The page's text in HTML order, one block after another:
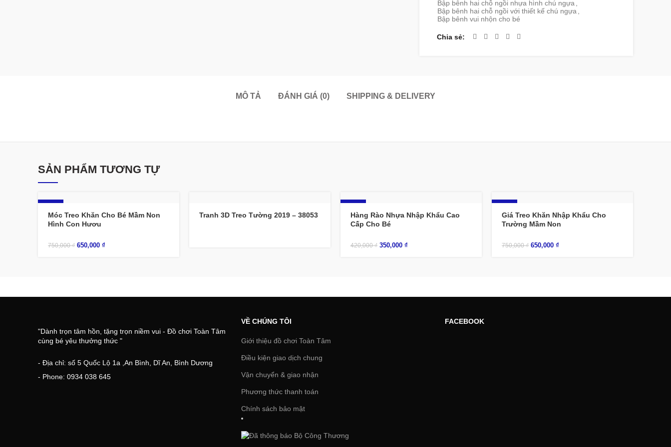
Bập bênh hai chỗ ngồi nhựa hình chú ngựa ,
Bập bênh hai chỗ ngồi với thiết kế chú ngựa ,
Bập bênh vui nhộn cho bé
Chia sẻ
MÔ TẢ ĐÁNH GIÁ (0) SHIPPING & DELIVERY
SẢN PHẨM TƯƠNG TỰ
Móc Treo Khăn Cho Bé Mầm Non
Hình Con Hươu
750,000₫ 650,000 ₫
Tranh 3D Treo Tường 2019 – 38053
Hàng Rào Nhựa Nhập Khẩu Cao
Cấp Cho Bé
420,000₫ 350,000 ₫
Giá Treo Khăn Nhập Khẩu Cho
Trường Mầm Non
750,000₫ 650,000 ₫
"Dành trọn tâm hồn, tặng trọn niềm vui - Đồ chơi Toàn Tâm
cùng bé yêu thưởng thức "
- Địa chỉ: số 5 Quốc Lộ 1a ,An Bình, Dĩ An, Bình Dương
- Phone: 0934 038 645
VỀ CHÚNG TÔI
Giới thiệu đồ chơi Toàn Tâm
Điều kiện giao dịch chung
Vận chuyển & giao nhận
Phương thức thanh toán
Chính sách bảo mật
FACEBOOK